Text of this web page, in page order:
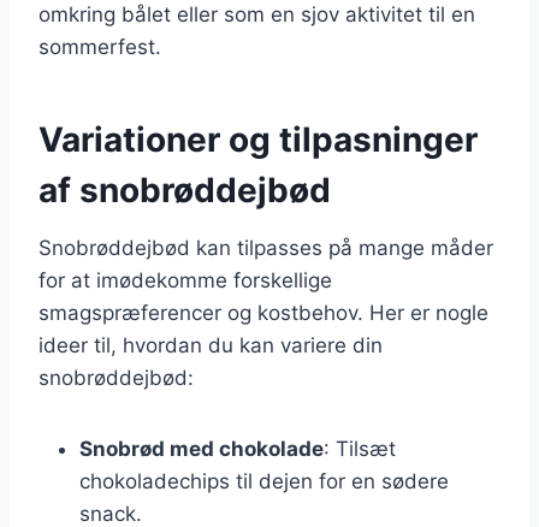
omkring bålet eller som en sjov aktivitet til en
sommerfest.
Variationer og tilpasninger
af snobrøddejbød
Snobrøddejbød kan tilpasses på mange måder
for at imødekomme forskellige
smagspræferencer og kostbehov. Her er nogle
ideer til, hvordan du kan variere din
snobrøddejbød:
Snobrød med chokolade: Tilsæt
chokoladechips til dejen for en sødere
snack.